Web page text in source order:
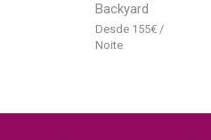
Backyard
155€